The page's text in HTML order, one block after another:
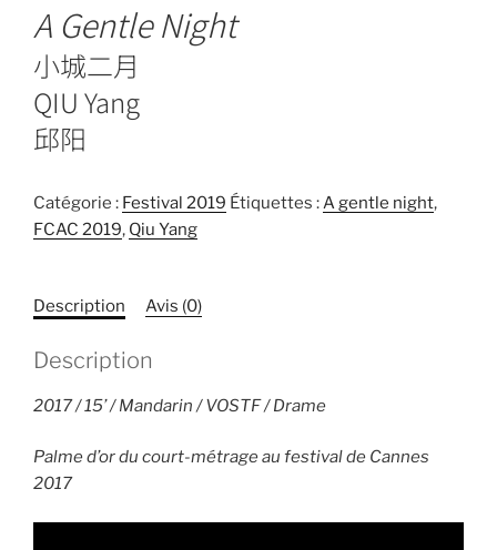
A Gentle Night
小城二月
QIU Yang
邱阳
Catégorie : Festival 2019 Étiquettes :A gentle night,
FCAC 2019, Qiu Yang
Description Avis (0)
Description
2017 / 15’ / Mandarin / VOSTF / Drame
Palme d’or du court-métrage au festival de Cannes
2017